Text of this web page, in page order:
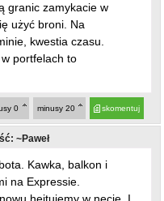
granic zamykacie w
użyć broni. Na
kwestia czasu.
portfelach to
skomentuj
minusy 20
0
~Paweł
Kawka, balkon i
na Expressie.